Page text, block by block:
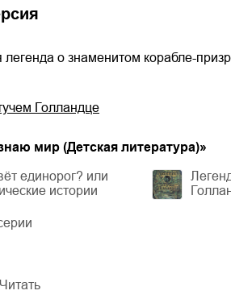
легенда о знаменитом корабле-
Голландце
мир (Детская литература)»
единорог? или
истории
Читать